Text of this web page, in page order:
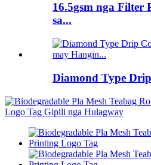
16.5gsm nga Filter
sa...
Diamond Type